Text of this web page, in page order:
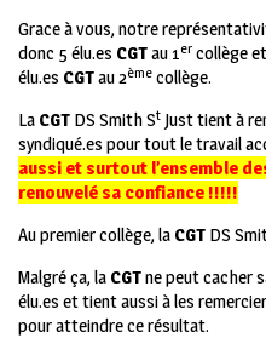
Grace à vous, notre
donc 5 élu.es CGTau 1er collège
élu.es CGTau 2ème collège.
La CGT DS Smith St Just tient à
syndiqué.es pour tout le travail
aussi et surtout l’ensemble
renouvelé sa confiance !!!!!
Au premier collège, la CGT DS
Malgré ça, la CGTne peut cacher
élu.es et tient aussi à les
pour atteindre ce résultat.